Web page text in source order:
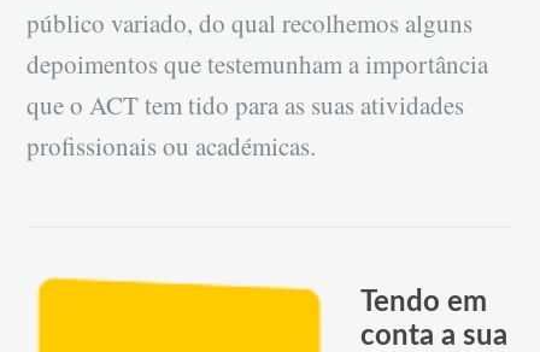
público variado, do qual recolhemos alguns
depoimentos que testemunham a importância
que o ACT tem tido para as suas atividades
profissionais ou académicas.
Tendo em
conta a sua